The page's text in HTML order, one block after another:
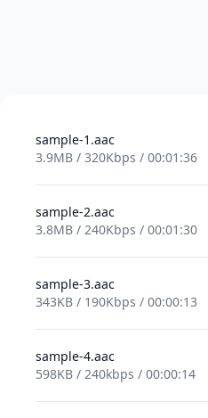
sample-1.aac
3.9MB / 320Kbps / 00:01:36
sample-2.aac
3.8MB / 240Kbps / 00:01:30
sample-3.aac
343KB / 190Kbps / 00:00:13
sample-4.aac
598KB / 240kbps / 00:00:14